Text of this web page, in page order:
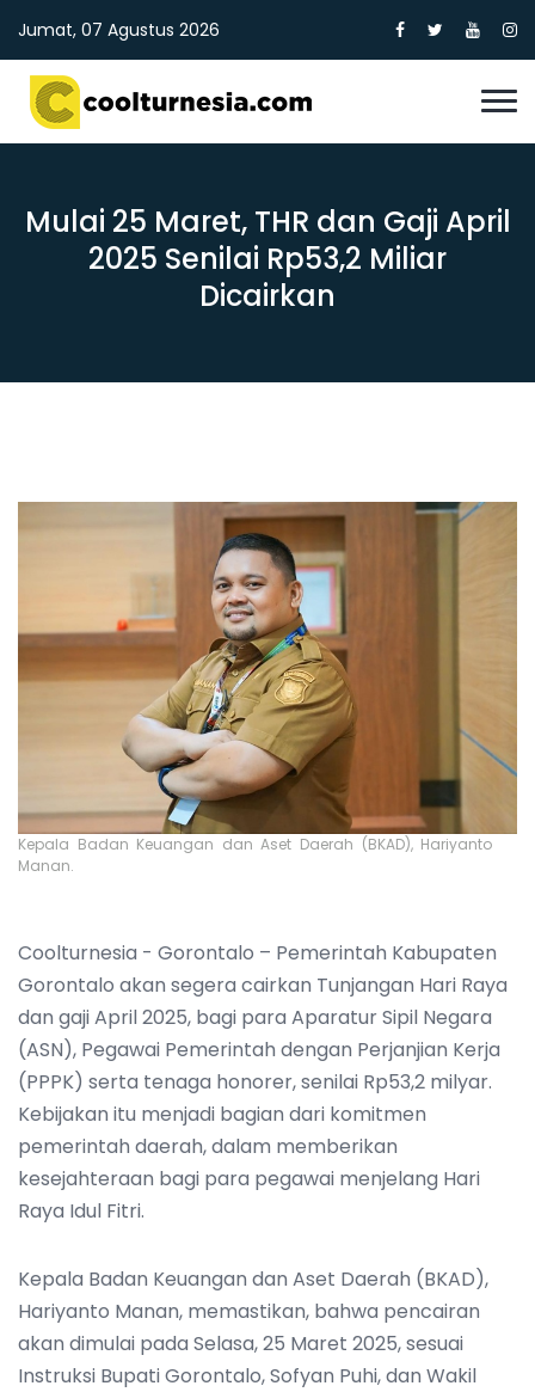
Jumat, 07 Agustus 2026
Mulai 25 Maret, THR dan Gaji April
2025 Senilai Rp53,2 Miliar
Dicairkan
Kepala Badan Keuangan dan Aset Daerah (BKAD), Hariyanto
Manan.
Coolturnesia - Gorontalo – Pemerintah Kabupaten
Gorontalo akan segera cairkan Tunjangan Hari Raya
dan gaji April 2025, bagi para Aparatur Sipil Negara
(ASN), Pegawai Pemerintah dengan Perjanjian Kerja
(PPPK) serta tenaga honorer, senilai Rp53,2 milyar.
Kebijakan itu menjadi bagian dari komitmen
pemerintah daerah, dalam memberikan
kesejahteraan bagi para pegawai menjelang Hari
Raya Idul Fitri.
Kepala Badan Keuangan dan Aset Daerah (BKAD),
Hariyanto Manan, memastikan, bahwa pencairan
akan dimulai pada Selasa, 25 Maret 2025, sesuai
Instruksi Bupati Gorontalo, Sofyan Puhi, dan Wakil